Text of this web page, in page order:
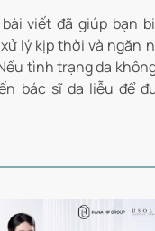
viết đã giúp bạn
lý kịp thời và ngăn
tình trạng da
bác sĩ da liễu để